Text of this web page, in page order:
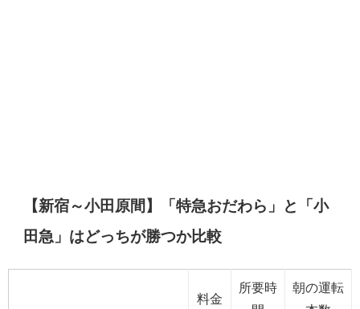
【新宿～小田原間】「特急おだわら」と「小
田急」はどっちが勝つか比較
料金
所要時
朝の運転